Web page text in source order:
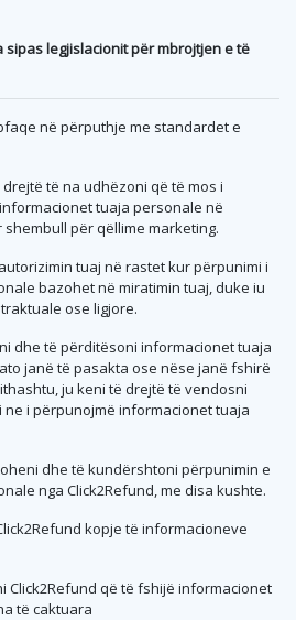
sipas legjislacionit për mbrojtjen e të
në përputhje me standardet e
të na udhëzoni që të mos i
tuaja personale në
për qëllime marketing.
tuaj në rastet kur përpunimi i
bazohet në miratimin tuaj, duke iu
ose ligjore.
dhe të përditësoni informacionet tuaja
janë të pasakta ose nëse janë fshirë
ju keni të drejtë të vendosni
i përpunojmë informacionet tuaja
dhe të kundërshtoni përpunimin e
nga Click2Refund, me disa kushte.
kopje të informacioneve
Click2Refund që të fshijë informacionet
të caktuara